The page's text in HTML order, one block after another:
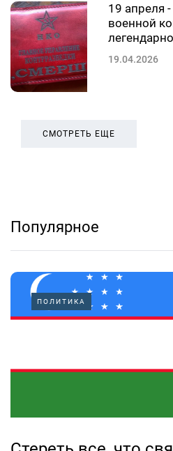
19 апреля
военной
19.04.2026
СМОТРЕТЬ ЕЩЕ
Популярное
ПОЛИТИКА